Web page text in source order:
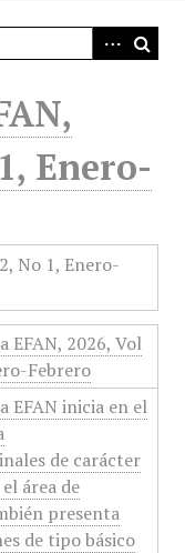
Enero-
EFAN, 2026, Vol
Febrero
EFAN inicia en el
de carácter
área de
presenta
de tipo básico